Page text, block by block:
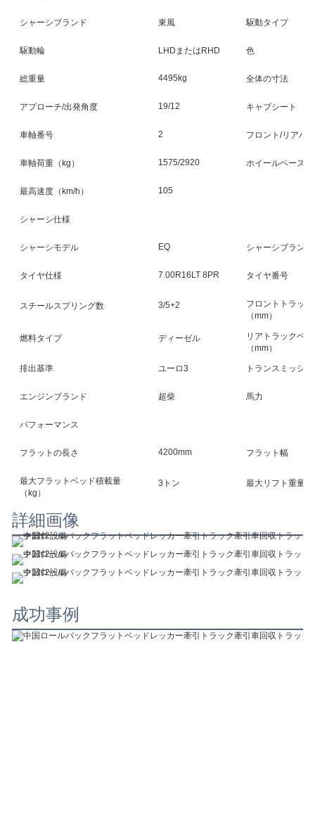
シャーシブランド 東風 駆動タイプ
駆動輪 LHDまたはRHD 色
総重量 4495kg 全体の寸法
アプローチ/出発角度 19/12 キャブシート
車軸番号 2 フロント/リアハ
車軸荷重（kg） 1575/2920 ホイールベース
最高速度（km/h） 105
シャーシ仕様
シャーシモデル EQ シャーシブランド
タイヤ仕様 7.00R16LT 8PR タイヤ番号
スチールスプリング数 3/5+2
フロントトラッ
（mm）
燃料タイプ ディーゼル
リアトラックベ
（mm）
排出基準 ユーロ3 トランスミッシ
エンジンブランド 超柴 馬力
パフォーマンス
フラットの長さ 4200mm フラット幅
最大フラットベッド積載量
（kg）
3トン 最大リフト重量
詳細画像
成功事例